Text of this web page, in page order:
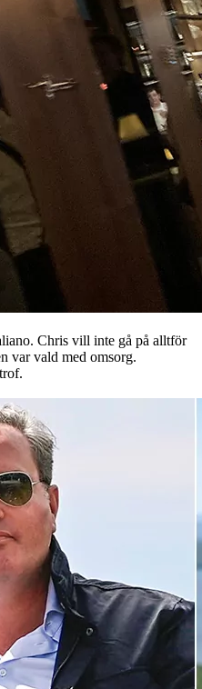
Chris vill inte gå på alltför
var vald med omsorg.